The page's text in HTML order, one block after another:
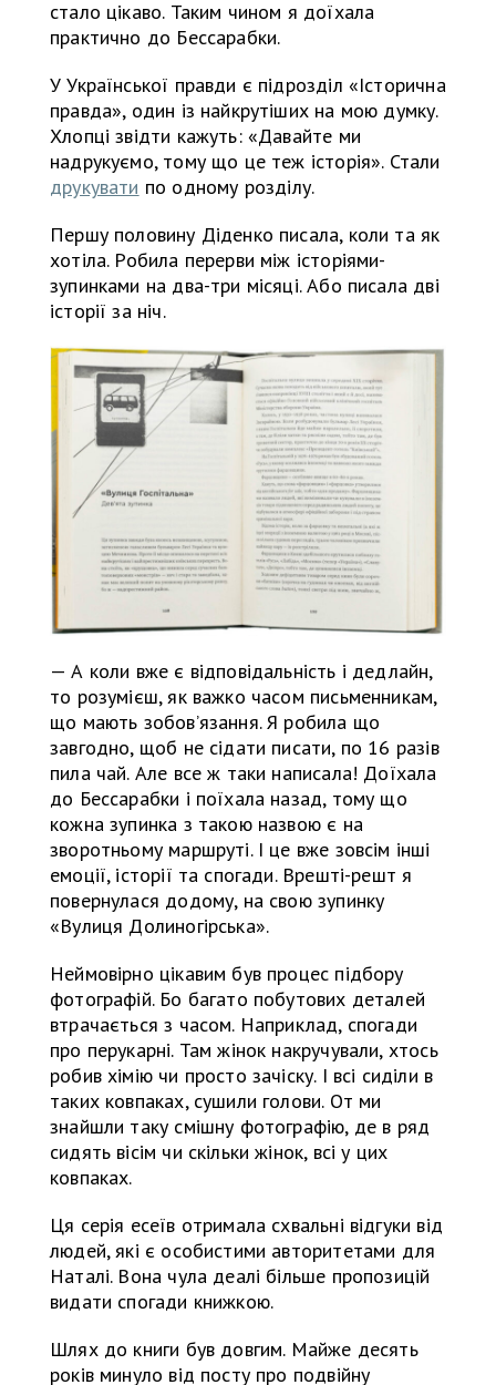
стало цікаво. Таким чином я доїхала
практично до Бессарабки.
У Української правди є підрозділ «Історична
правда», один із найкрутіших на мою думку.
Хлопці звідти кажуть: «Давайте ми
надрукуємо, тому що це теж історія». Стали
друкувати по одному розділу.
Першу половину Діденко писала, коли та як
хотіла. Робила перерви між історіями-
зупинками на два-три місяці. Або писала дві
історії за ніч.
— А коли вже є відповідальність і дедлайн,
то розумієш, як важко часом письменникам,
що мають зобов’язання. Я робила що
завгодно, щоб не сідати писати, по 16 разів
пила чай. Але все ж таки написала! Доїхала
до Бессарабки і поїхала назад, тому що
кожна зупинка з такою назвою є на
зворотньому маршруті. І це вже зовсім інші
емоції, історії та спогади. Врешті-решт я
повернулася додому, на свою зупинку
«Вулиця Долиногірська».
Неймовірно цікавим був процес підбору
фотографій. Бо багато побутових деталей
втрачається з часом. Наприклад, спогади
про перукарні. Там жінок накручували, хтось
робив хімію чи просто зачіску. І всі сиділи в
таких ковпаках, сушили голови. От ми
знайшли таку смішну фотографію, де в ряд
сидять вісім чи скільки жінок, всі у цих
ковпаках.
Ця серія есеїв отримала схвальні відгуки від
людей, які є особистими авторитетами для
Наталі. Вона чула деалі більше пропозицій
видати спогади книжкою.
Шлях до книги був довгим. Майже десять
років минуло від посту про подвійну